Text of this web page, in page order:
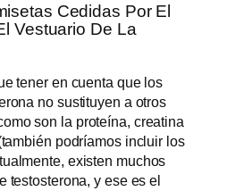
Cedidas Por El
Vestuario De La
tener en cuenta que los
no sustituyen a otros
son la proteína, creatina
podríamos incluir los
existen muchos
testosterona, y ese es el